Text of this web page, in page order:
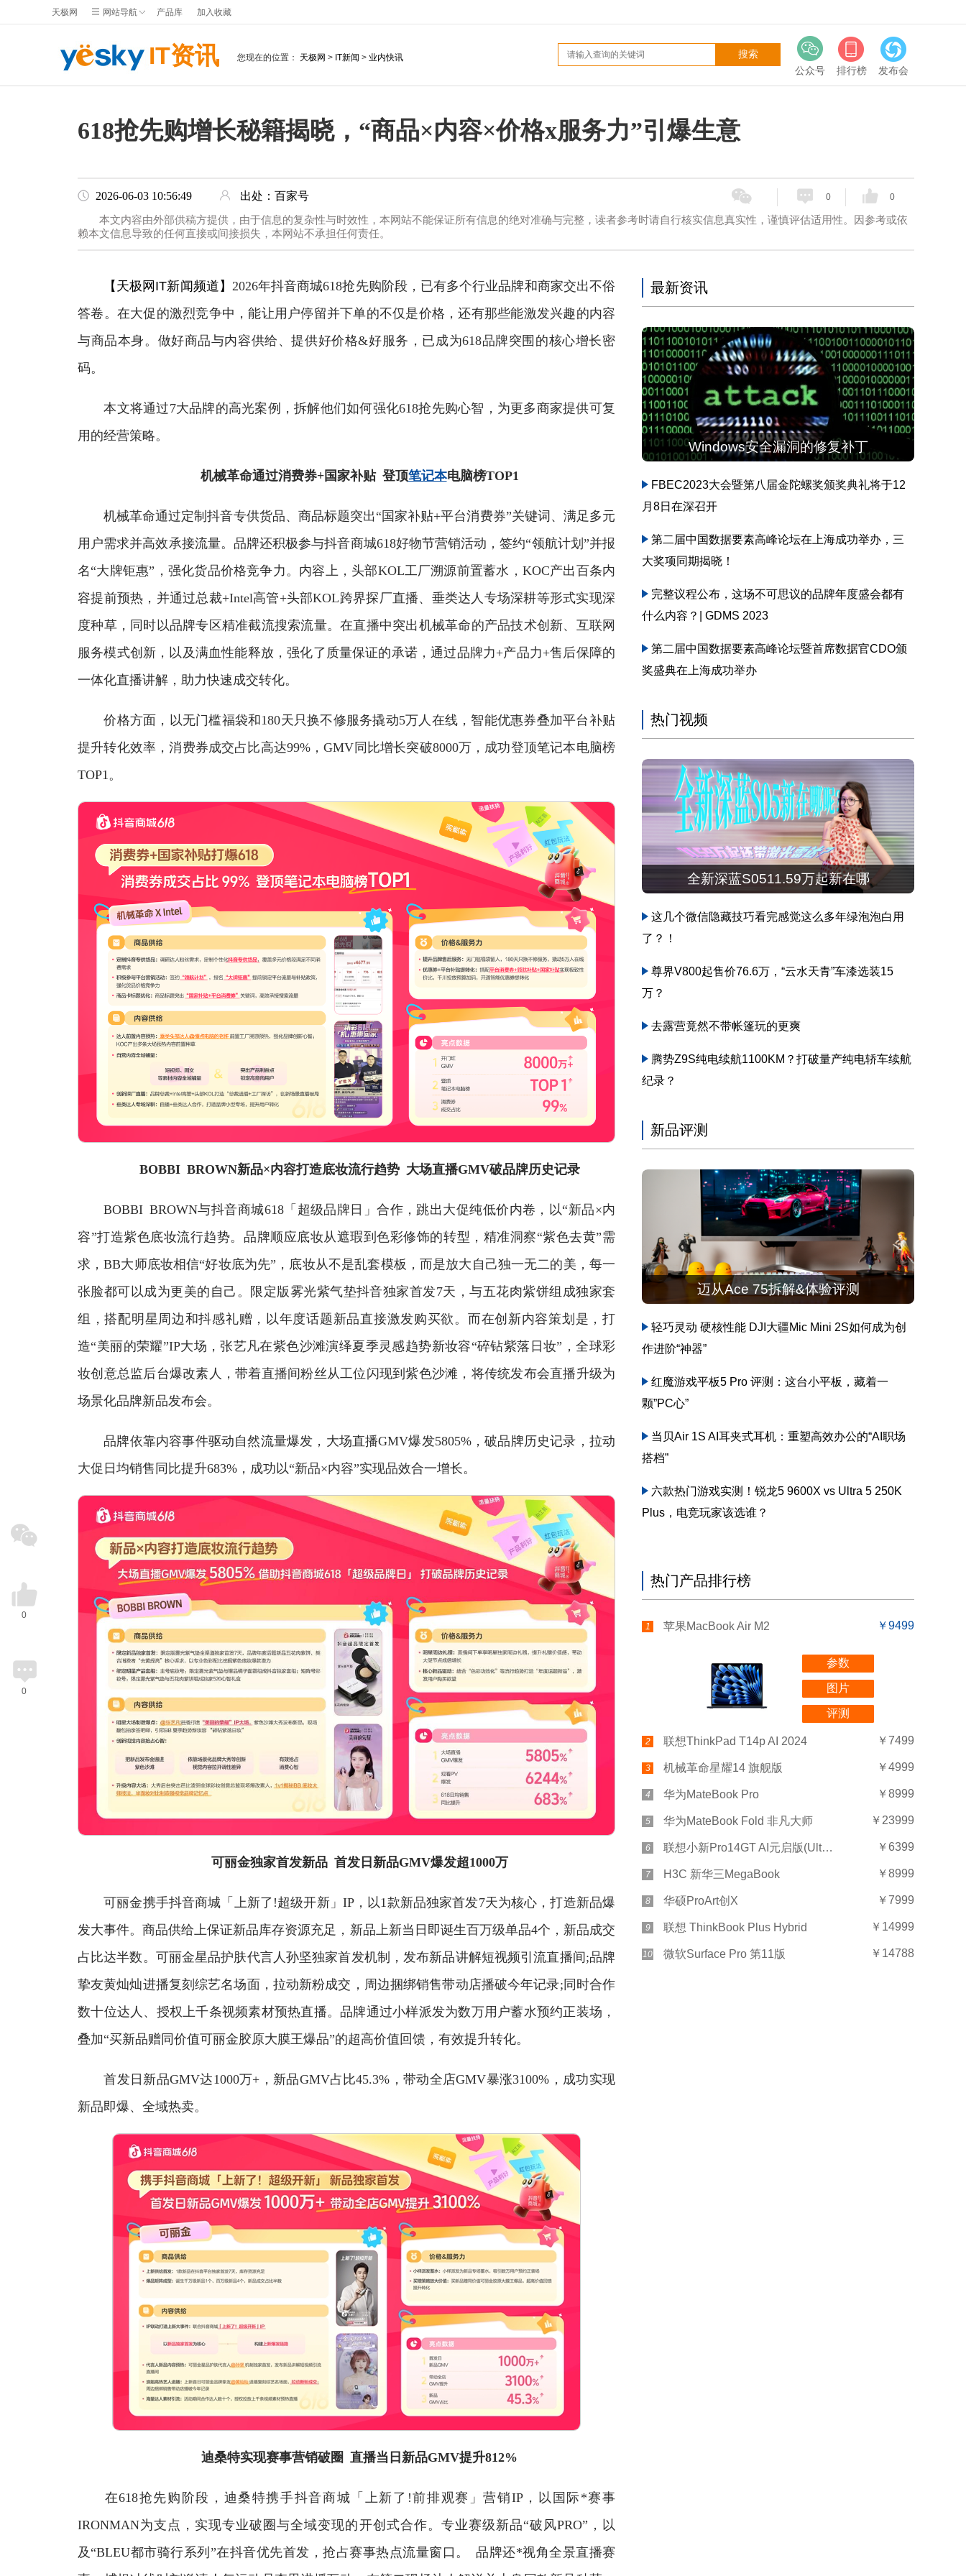
天极网 网站导航 产品库 加入收藏
IT资讯 您现在的位置： 天极网 > IT新闻 > 业内快讯
公众号 排行榜 发布会
618抢先购增长秘籍揭晓，“商品×内容×价格x服务力”引爆生意
2026-06-03 10:56:49 出处：百家号 0 0
本文内容由外部供稿方提供，由于信息的复杂性与时效性，本网站不能保证所有信息的绝对准确与完整，读者参考时请自行核实信息真实性，谨慎评估适用性。‌因参考或依
赖本文信息导致的任何直接或间接损失，本网站不承担任何责任。
【天极网IT新闻频道】 2026年抖音商城618抢先购阶段，已有多个行业品牌和商家交出不俗
答卷。在大促的激烈竞争中，能让用户停留并下单的不仅是价格，还有那些能激发兴趣的内容
与商品本身。做好商品与内容供给、提供好价格&好服务，已成为618品牌突围的核心增长密
码。
本文将通过7大品牌的高光案例，拆解他们如何强化618抢先购心智，为更多商家提供可复
用的经营策略。
机械革命通过消费券+国家补贴 登顶笔记本电脑榜TOP1
机械革命通过定制抖音专供货品、商品标题突出“国家补贴+平台消费券”关键词、满足多元
用户需求并高效承接流量。品牌还积极参与抖音商城618好物节营销活动，签约“领航计划”并报
名“大牌钜惠”，强化货品价格竞争力。内容上，头部KOL工厂溯源前置蓄水，KOC产出百条内
容提前预热，并通过总裁+Intel高管+头部KOL跨界探厂直播、垂类达人专场深耕等形式实现深
度种草，同时以品牌专区精准截流搜索流量。在直播中突出机械革命的产品技术创新、互联网
服务模式创新，以及满血性能释放，强化了质量保证的承诺，通过品牌力+产品力+售后保障的
一体化直播讲解，助力快速成交转化。
价格方面，以无门槛福袋和180天只换不修服务撬动5万人在线，智能优惠券叠加平台补贴
提升转化效率，消费券成交占比高达99%，GMV同比增长突破8000万，成功登顶笔记本电脑榜
TOP1。
BOBBI BROWN新品×内容打造底妆流行趋势 大场直播GMV破品牌历史记录
BOBBI BROWN与抖音商城618「超级品牌日」合作，跳出大促纯低价内卷，以“新品×内
容”打造紫色底妆流行趋势。品牌顺应底妆从遮瑕到色彩修饰的转型，精准洞察“紫色去黄”需
求，BB大师底妆相信“好妆底为先”，底妆从不是乱套模板，而是放大自己独一无二的美，每一
张脸都可以成为更美的自己。限定版雾光紫气垫抖音独家首发7天，与五花肉紫饼组成独家套
组，搭配明星周边和抖感礼赠，以年度话题新品直接激发购买欲。而在创新内容策划是，打
造“美丽的荣耀”IP大场，张艺凡在紫色沙滩演绎夏季灵感趋势新妆容“碎钻紫落日妆”，全球彩
妆创意总监后台爆改素人，带着直播间粉丝从工位闪现到紫色沙滩，将传统发布会直播升级为
场景化品牌新品发布会。
品牌依靠内容事件驱动自然流量爆发，大场直播GMV爆发5805%，破品牌历史记录，拉动
大促日均销售同比提升683%，成功以“新品×内容”实现品效合一增长。
可丽金独家首发新品 首发日新品GMV爆发超1000万
可丽金携手抖音商城「上新了!超级开新」IP，以1款新品独家首发7天为核心，打造新品爆
发大事件。商品供给上保证新品库存资源充足，新品上新当日即诞生百万级单品4个，新品成交
占比达半数。可丽金星品护肤代言人孙坚独家首发机制，发布新品讲解短视频引流直播间;品牌
挚友黄灿灿进播复刻综艺名场面，拉动新粉成交，周边捆绑销售带动店播破今年记录;同时合作
数十位达人、授权上千条视频素材预热直播。品牌通过小样派发为数万用户蓄水预约正装场，
叠加“买新品赠同价值可丽金胶原大膜王爆品”的超高价值回馈，有效提升转化。
首发日新品GMV达1000万+，新品GMV占比45.3%，带动全店GMV暴涨3100%，成功实现
新品即爆、全域热卖。
迪桑特实现赛事营销破圈 直播当日新品GMV提升812%
在618抢先购阶段，迪桑特携手抖音商城「上新了!前排观赛」营销IP，以国际*赛事
IRONMAN为支点，实现专业破圈与全域变现的开创式合作。专业赛级新品“破风PRO”，以
及“BLEU都市骑行系列”在抖音优先首发，抢占赛事热点流量窗口。 品牌还*视角全景直播赛
最新资讯
Windows安全漏洞的修复补丁
FBEC2023大会暨第八届金陀螺奖颁奖典礼将于12
月8日在深召开
第二届中国数据要素高峰论坛在上海成功举办，三
大奖项同期揭晓！
完整议程公布，这场不可思议的品牌年度盛会都有
什么内容？| GDMS 2023
第二届中国数据要素高峰论坛暨首席数据官CDO颁
奖盛典在上海成功举办
热门视频
全新深蓝S0511.59万起新在哪
这几个微信隐藏技巧看完感觉这么多年绿泡泡白用
了？！
尊界V800起售价76.6万，“云水天青”车漆选装15
万？
去露营竟然不带帐篷玩的更爽
腾势Z9S纯电续航1100KM？打破量产纯电轿车续航
纪录？
新品评测
迈从Ace 75拆解&体验评测
轻巧灵动 硬核性能 DJI大疆Mic Mini 2S如何成为创
作进阶“神器”
红魔游戏平板5 Pro 评测：这台小平板，藏着一
颗”PC心”
当贝Air 1S AI耳夹式耳机：重塑高效办公的“AI职场
搭档”
六款热门游戏实测！锐龙5 9600X vs Ultra 5 250K
Plus，电竞玩家该选谁？
热门产品排行榜
1 苹果MacBook Air M2 ￥9499
参数
图片
评测
2 联想ThinkPad T14p AI 2024 ￥7499
3 机械革命星耀14 旗舰版 ￥4999
4 华为MateBook Pro ￥8999
5 华为MateBook Fold 非凡大师 ￥23999
6 联想小新Pro14GT AI元启版(Ultra 5 225H/32GB/1TB) ￥6399
7 H3C 新华三MegaBook ￥8999
8 华硕ProArt创X ￥7999
9 联想 ThinkBook Plus Hybrid ￥14999
10 微软Surface Pro 第11版 ￥14788
0
0